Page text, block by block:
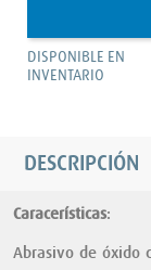
DISPONIBLE EN
INVENTARIO
DESCRIPCIÓN
Caracerísticas:
Abrasivo de óxido